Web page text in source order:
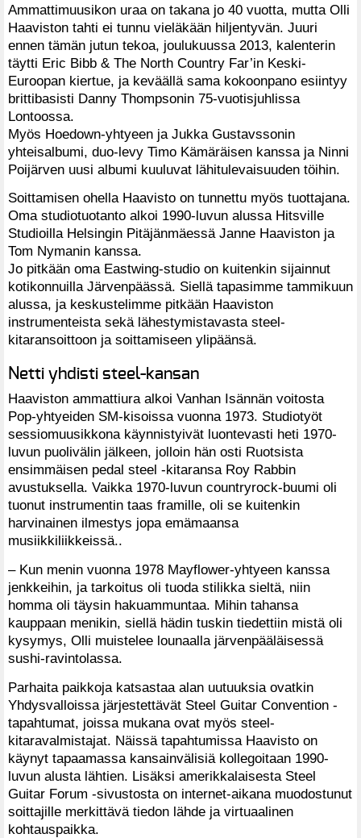
Ammattimuusikon uraa on takana jo 40 vuotta, mutta Olli
Haaviston tahti ei tunnu vieläkään hiljentyvän. Juuri
ennen tämän jutun tekoa, joulukuussa 2013, kalenterin
täytti Eric Bibb & The North Country Far’in Keski-
Euroopan kiertue, ja keväällä sama kokoonpano esiintyy
brittibasisti Danny Thompsonin 75-vuotisjuhlissa
Lontoossa.
Myös Hoedown-yhtyeen ja Jukka Gustavssonin
yhteisalbumi, duo-levy Timo Kämäräisen kanssa ja Ninni
Poijärven uusi albumi kuuluvat lähitulevaisuuden töihin.
Soittamisen ohella Haavisto on tunnettu myös tuottajana.
Oma studiotuotanto alkoi 1990-luvun alussa Hitsville
Studioilla Helsingin Pitäjänmäessä Janne Haaviston ja
Tom Nymanin kanssa.
Jo pitkään oma Eastwing-studio on kuitenkin sijainnut
kotikonnuilla Järvenpäässä. Siellä tapasimme tammikuun
alussa, ja keskustelimme pitkään Haaviston
instrumenteista sekä lähestymistavasta steel-
kitaransoittoon ja soittamiseen ylipäänsä.
Netti yhdisti steel-kansan
Haaviston ammattiura alkoi Vanhan Isännän voitosta
Pop-yhtyeiden SM-kisoissa vuonna 1973. Studiotyöt
sessiomuusikkona käynnistyivät luontevasti heti 1970-
luvun puolivälin jälkeen, jolloin hän osti Ruotsista
ensimmäisen pedal steel -kitaransa Roy Rabbin
avustuksella. Vaikka 1970-luvun countryrock-buumi oli
tuonut instrumentin taas framille, oli se kuitenkin
harvinainen ilmestys jopa emämaansa
musiikkiliikkeissä..
– Kun menin vuonna 1978 Mayflower-yhtyeen kanssa
jenkkeihin, ja tarkoitus oli tuoda stilikka sieltä, niin
homma oli täysin hakuammuntaa. Mihin tahansa
kauppaan menikin, siellä hädin tuskin tiedettiin mistä oli
kysymys, Olli muistelee lounaalla järvenpääläisessä
sushi-ravintolassa.
Parhaita paikkoja katsastaa alan uutuuksia ovatkin
Yhdysvalloissa järjestettävät Steel Guitar Convention -
tapahtumat, joissa mukana ovat myös steel-
kitaravalmistajat. Näissä tapahtumissa Haavisto on
käynyt tapaamassa kansainvälisiä kollegoitaan 1990-
luvun alusta lähtien. Lisäksi amerikkalaisesta Steel
Guitar Forum -sivustosta on internet-aikana muodostunut
soittajille merkittävä tiedon lähde ja virtuaalinen
kohtauspaikka.